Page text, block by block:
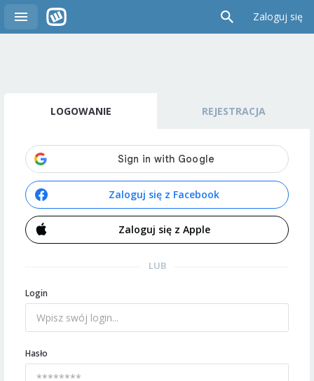
Zaloguj się
LOGOWANIE REJESTRACJA
Zaloguj się z Facebook
Zaloguj się z Apple
LUB
Login
Hasło